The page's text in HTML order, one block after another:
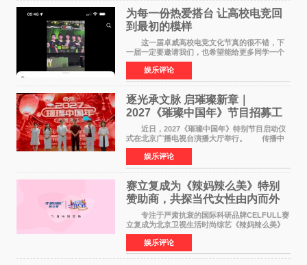
为每一份热爱搭台 让高校电竞回
到最初的模样
这一届卓威高校电竞文化节真的很不错，下
一届一定要邀请我们，也希望能给更多同学一个
来到现场的机会。 2026卓威高校电竞文化节
已经落下帷幕，在活动结束后，仍有不少高校电
竞社负责人和现
娱乐评论
逐光承文脉 启璀璨新章｜
2027《璀璨中国年》节目招募工
作圆满启动
近日，2027《璀璨中国年》特别节目启动仪
式在北京广播电视台演播大厅举行。 传播中
华优秀传统文化，弘扬纯正国风艺术，打造高规
格、高质感、正能量的文艺盛典，是璀璨中国年
矢志不渝的初心
娱乐评论
赛立复成为《辣妈辣么美》特别
赞助商，共探当代女性由内而外
活力美
专注于严肃抗衰的国际科研品牌CELFULL赛
立复成为北京卫视生活时尚综艺《辣妈辣么美》
的特别赞助商,明星辣妈袁咏仪倾情参与，向广大
都市女性传递健康生活新主张，寄语当代女性在
家庭与自我之间
娱乐评论